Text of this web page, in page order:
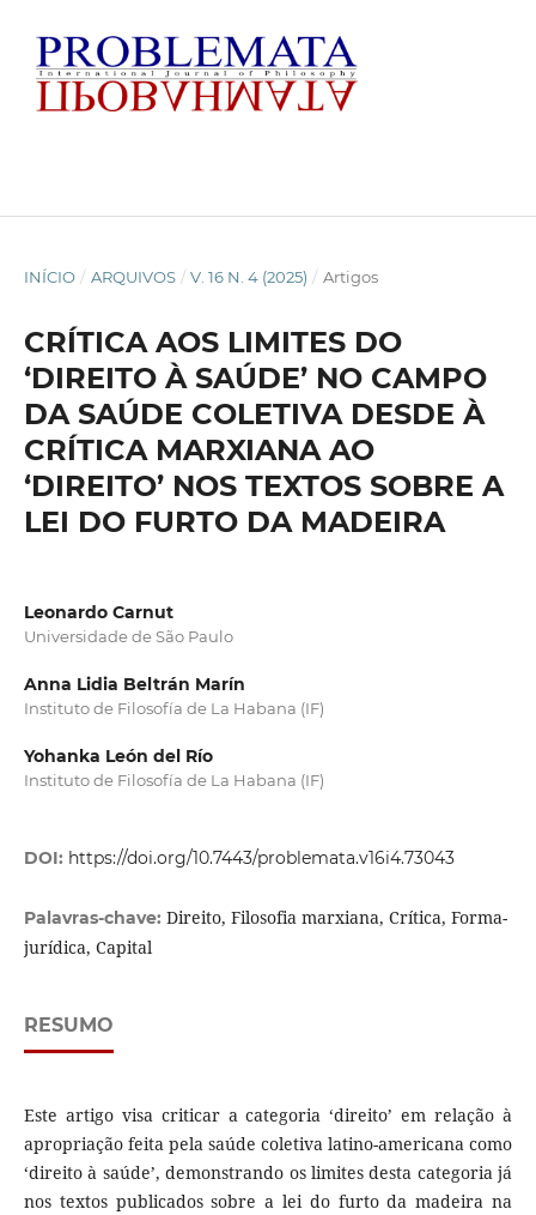
INÍCIO / ARQUIVOS / V. 16 N. 4 (2025) / Artigos
CRÍTICA AOS LIMITES DO
‘DIREITO À SAÚDE’ NO CAMPO
DA SAÚDE COLETIVA DESDE À
CRÍTICA MARXIANA AO
‘DIREITO’ NOS TEXTOS SOBRE A
LEI DO FURTO DA MADEIRA
Leonardo Carnut
Universidade de São Paulo
Anna Lidia Beltrán Marín
Instituto de Filosofía de La Habana (IF)
Yohanka León del Río
Instituto de Filosofía de La Habana (IF)
DOI: https://doi.org/10.7443/problemata.v16i4.73043
Palavras-chave: Direito, Filosofia marxiana, Crítica, Forma-
jurídica, Capital
RESUMO
Este artigo visa criticar a categoria ‘direito’ em relação à
apropriação feita pela saúde coletiva latino-americana como
‘direito à saúde’, demonstrando os limites desta categoria já
nos textos publicados sobre a lei do furto da madeira na